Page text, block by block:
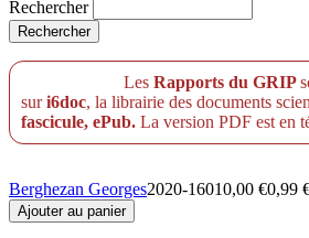
Rechercher
Les Rapports du GRIP
suri6doc, la librairie des documents
fascicule, ePub. La version PDF est en
Berghezan Georges2020-16010,00 €0,99